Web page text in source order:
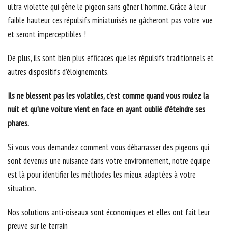
ultra violette qui gêne le pigeon sans gêner l’homme. Grâce à leur
faible hauteur, ces répulsifs miniaturisés ne gâcheront pas votre vue
et seront imperceptibles !
De plus, ils sont bien plus efficaces que les répulsifs traditionnels et
autres dispositifs d’éloignements.
Ils ne blessent pas les volatiles, c’est comme quand vous roulez la
nuit et qu’une voiture vient en face en ayant oublié d’éteindre ses
phares.
Si vous vous demandez comment vous débarrasser des pigeons qui
sont devenus une nuisance dans votre environnement, notre équipe
est là pour identifier les méthodes les mieux adaptées à votre
situation.
Nos solutions anti-oiseaux sont économiques et elles ont fait leur
preuve sur le terrain